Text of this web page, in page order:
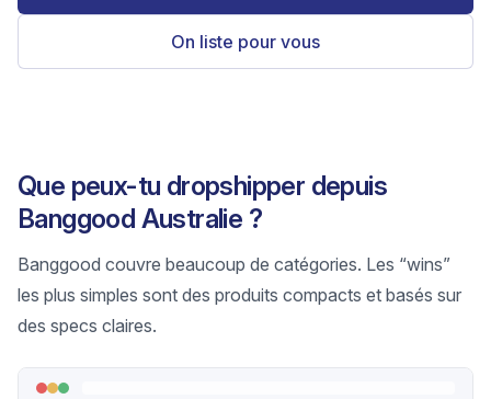
On liste pour vous
Que peux-tu dropshipper depuis
Banggood Australie ?
Banggood couvre beaucoup de catégories. Les “wins”
les plus simples sont des produits compacts et basés sur
des specs claires.